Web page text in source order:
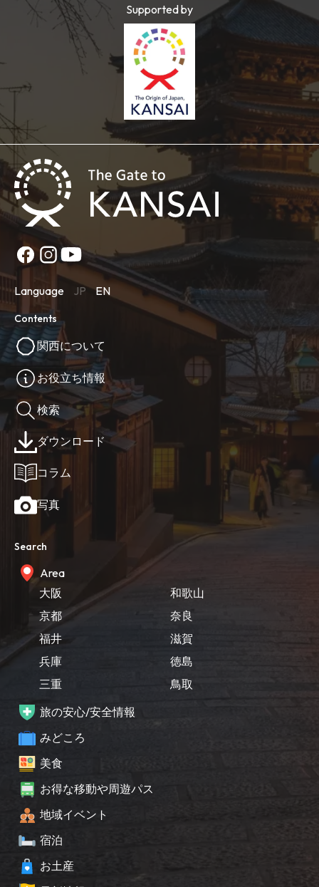
Supported by
Language JP EN
Contents
関西について
お役立ち情報
検索
ダウンロード
コラム
写真
Search
Area
大阪
京都
福井
兵庫
三重
和歌山
奈良
滋賀
徳島
鳥取
旅の安心/安全情報
みどころ
美食
お得な移動や周遊パス
地域イベント
宿泊
お土産